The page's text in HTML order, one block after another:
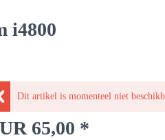
i4800
Dit artikel is momenteel niet
65,00 *